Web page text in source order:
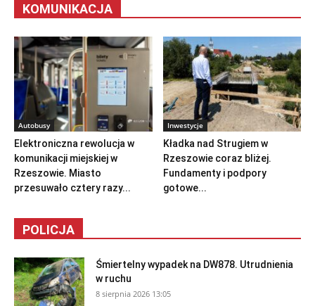
KOMUNIKACJA
Autobusy
Elektroniczna rewolucja w
komunikacji miejskiej w
Rzeszowie. Miasto
przesuwało cztery razy...
Inwestycje
Kładka nad Strugiem w
Rzeszowie coraz bliżej.
Fundamenty i podpory
gotowe...
POLICJA
Śmiertelny wypadek na DW878. Utrudnienia
w ruchu
8 sierpnia 2026 13:05